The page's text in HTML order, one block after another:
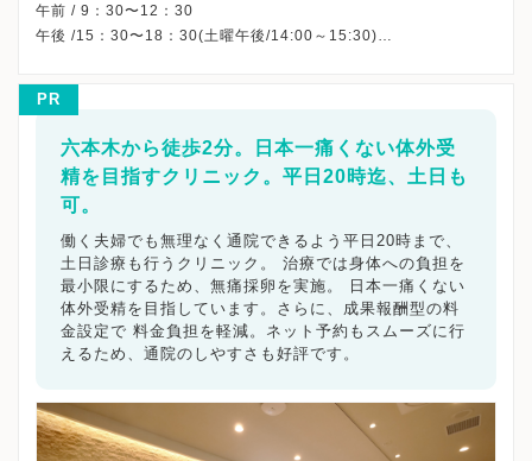
午前 / 9：30〜12：30
午後 /15：30〜18：30(土曜午後/14:00～15:30)
※詳細はクリニックHPを確認、または直接お問い合わせくださ
PR
六本木から徒歩2分。日本一痛くない体外受
精を目指すクリニック。平日20時迄、土日も
可。
働く夫婦でも無理なく通院できるよう平日20時まで、
土日診療も行うクリニック。 治療では身体への負担を
最小限にするため、無痛採卵を実施。 日本一痛くない
体外受精を目指しています。さらに、成果報酬型の料
金設定で 料金負担を軽減。ネット予約もスムーズに行
えるため、通院のしやすさも好評です。